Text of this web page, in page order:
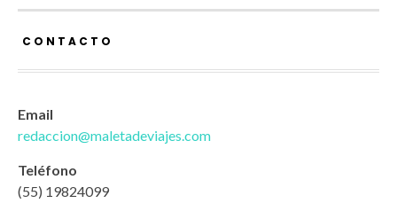
CONTACTO
Email
redaccion@maletadeviajes.com
Teléfono
(55) 19824099